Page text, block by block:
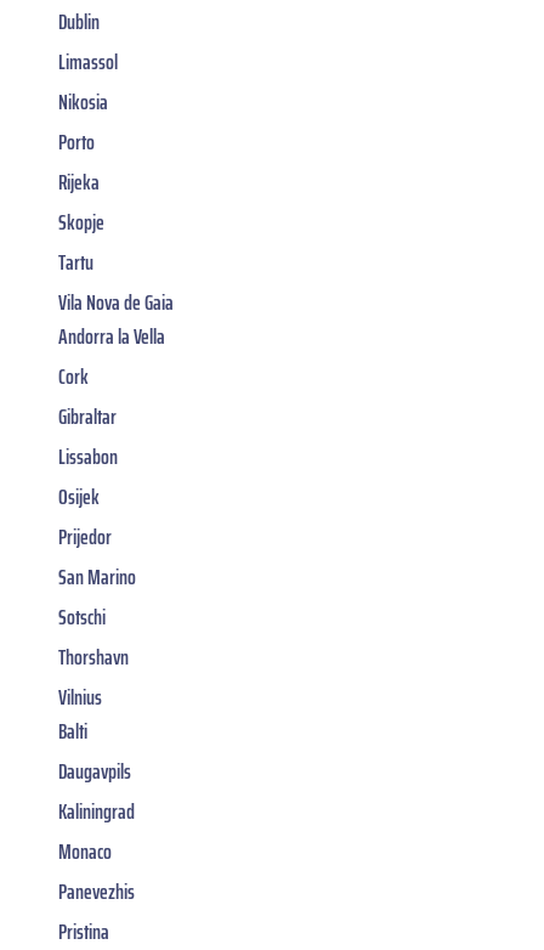
Dublin
Limassol
Nikosia
Porto
Rijeka
Skopje
Tartu
Vila Nova de Gaia
Andorra la Vella
Cork
Gibraltar
Lissabon
Osijek
Prijedor
San Marino
Sotschi
Thorshavn
Vilnius
Balti
Daugavpils
Kaliningrad
Monaco
Panevezhis
Pristina